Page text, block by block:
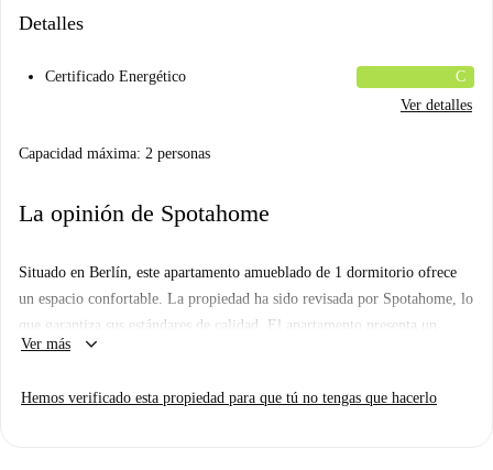
Detalles
Certificado Energético
C
Ver detalles
Capacidad máxima: 2 personas
La opinión de Spotahome
Situado en Berlín, este apartamento amueblado de 1 dormitorio ofrece
un espacio confortable. La propiedad ha sido revisada por Spotahome, lo
que garantiza sus estándares de calidad. El apartamento presenta un
diseño exterior elegante e incluye lavadora, cocina totalmente equipada y
Ver más keyboard_arrow_down
Hemos verificado esta propiedad para que tú no tengas que hacerlo